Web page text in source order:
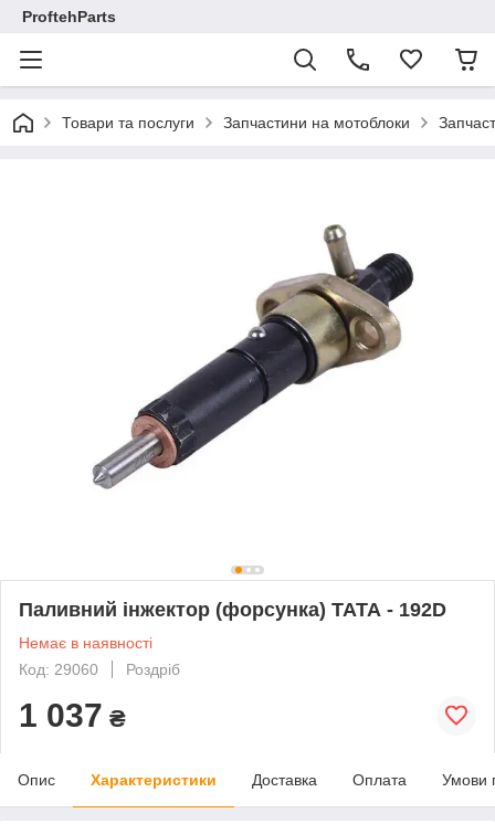
ProftehParts
Товари та послуги Запчастини на мотоблоки
Паливний інжектор (форсунка) ТАТА - 192D
Немає в наявності
Код: 29060
Роздріб
1 037 ₴
Опис Характеристики Доставка Оплата Умови